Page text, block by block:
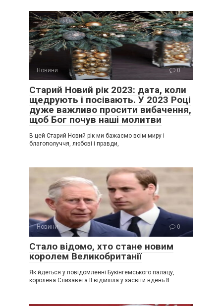
Новини 0
Старий Новий рік 2023: дата, коли
щедрують і посівають. У 2023 Році
дуже важливо просити вибачення,
щоб Бог почув наші молитви
В цей Старий Новий рік ми бажаємо всім миру і
благополуччя, любові і правди,
Новини 0
Стало відомо, хто стане новим
королем Великобританії
Як йдеться у повідомленні Букінгемського палацу,
королева Єлизавета ІІ відійшла у засвіти вдень 8